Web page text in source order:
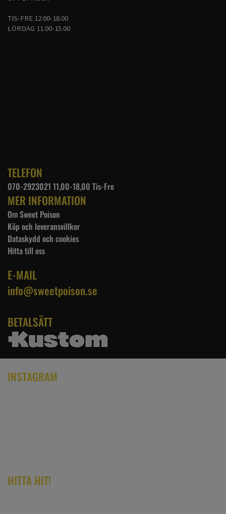
TIS-FRE 12.00-18.00
LÖRDAG 11.00-15.00
TELEFON
070-2923021 11,00-18,00 Tis-Fre
MER INFORMATION
Om Sweet Poison
Köp och leveransvillkor
Dataskydd och cookies
Hitta till oss
E-MAIL
info@sweetpoison.se
BETALSÄTT
INSTAGRAM
HITTA HIT!